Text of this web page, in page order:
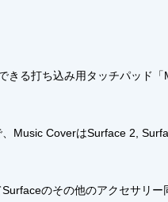
きる打ち込み用タッチパッド
Music CoverはSurface 2,
のその他のアクセサリー